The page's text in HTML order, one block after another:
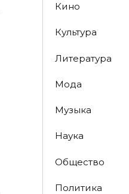
Кино
Культура
Литература
Мода
Музыка
Наука
Общество
Политика